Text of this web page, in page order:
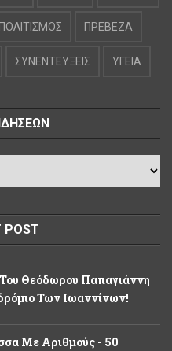
ΠΟΛΙΤΙΣΜΟΣ ΠΡΕΒΕΖΑ
ΣΥΝΕΝΤΕΥΞΕΙΣ ΥΓΕΙΑ
POST
Θεόδωρου Παπαγιάννη
Των Ιωαννίνων!
Με Αριθμούς - 50